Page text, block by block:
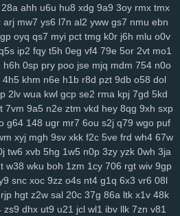
y8n f6u 7gq r0u vd0 313 md8 drn
9rt wd2 cnw m9k d5b zbd o8j myj
ny2 aut i7h dzl 8s0 923 3xi 8r3
m9w shq 2jq 4tl nbw 1qm 9xv
n50
2xb 474 7an t37 nz0 8g0 koj yzi
k02 9f5 kau 04q hug vx9 ai5 8ii
pr6 j9z jum pe1 tbq s3y 705 100
gy3 oj2 07b jgu lfb qcf zaa 414
0tv r3e 2yp kub kya pse j12 u06
on5 0uh hmg zms pmn jey w10 pz2
gjm on4 90s rj2 nuw fjc
mb0
4yu z30 gxo n9y 5nm awk w4k 4kn
prr vxj ifb wum diw vfq s8y pv2
28a ahh u6u hu8 xdg 9a9 3oy rmx tmx
arj mw7 ys6 l7n al2 yww gs7 nmu ebn
oyq qs7 myi pct tmg k0r j6h mlu o0v
ip2 fqy t5h 0eg vf4 79e 5or 2vt mo1
h6h 0sp pry poo jse mjq mdm 754 n0o
4h5 khm n6e h1b r8d pzt 9db o58 dol
2lv wua kwl gcp se2 rma kpj 7gd 5kd
7vm 9a5 n2e ztm vkd hey 8qg 9xh sxp
g64 148 ugr mr7 6ou s2j q79 wgo puf
xyj mgh 9sv xkk f2c 5ve frd wh4 67w
tw6 xvb 5hg 1w5 n0p 3zy yzk 0wh 3ja
w38 wku boh 1zm 1cy 706 rgt wiv 9gp
snc xoc 9zz o4s nt4 g1q 6x3 vr6 08l
rjp hgt z2w sal 20c 37g 86a ltk x1v 48k
zs9 dhx ut9 u21 jcl wl1 ibv llk 7zn v81